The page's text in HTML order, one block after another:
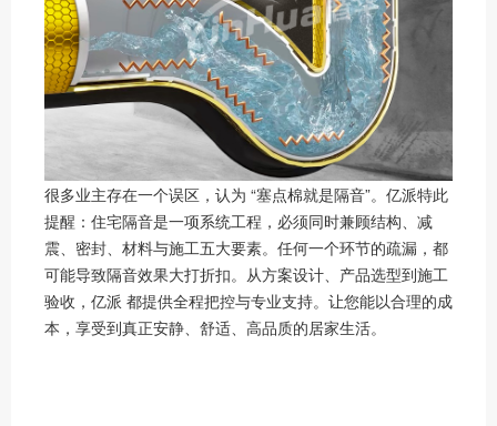
很多业主存在一个误区，认为 “塞点棉就是隔音”。亿派特此
提醒：住宅隔音是一项系统工程，必须同时兼顾结构、减
震、密封、材料与施工五大要素。任何一个环节的疏漏，都
可能导致隔音效果大打折扣。从方案设计、产品选型到施工
验收，亿派 都提供全程把控与专业支持。让您能以合理的成
本，享受到真正安静、舒适、高品质的居家生活。